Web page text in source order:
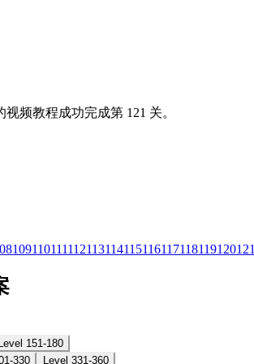
频教程成功完成第 121 关。
109110111112113114115116117118119120121
151-180
330
Level 331-360